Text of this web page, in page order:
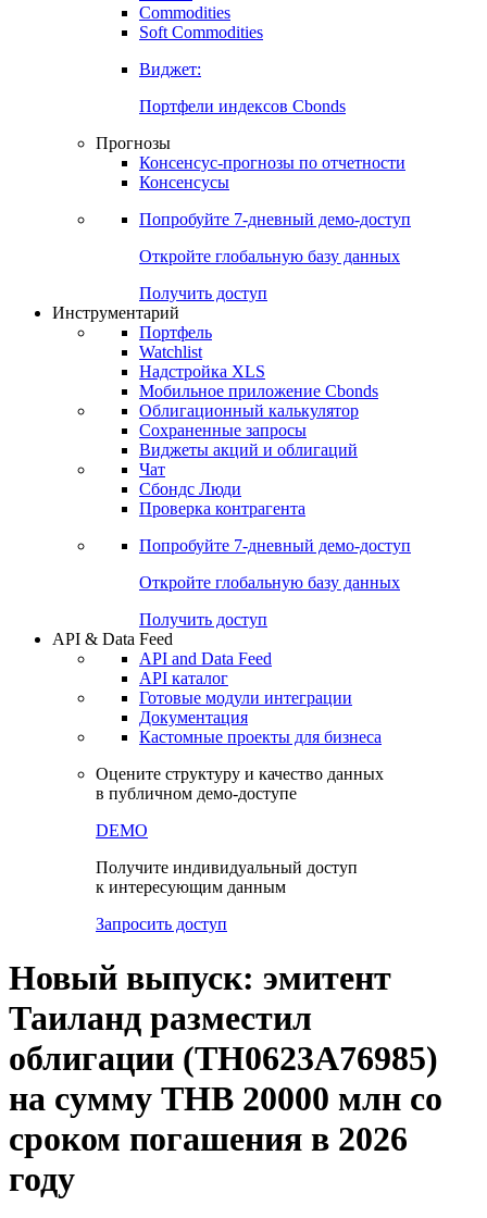
Commodities
Золото
Бензин
Soft Commodities
Виджет:
Портфели индексов Cbonds
Прогнозы
Консенсусы
Попробуйте7-дневный
Откройте глобальную базу данных
Получить доступ
Инструментарий
Портфель
Watchlist
Надстройка XLS
Мобильное приложение Cbonds
Облигационный калькулятор
Сохраненные запросы
Чат
Проверка контрагента
Попробуйте7-дневный
Откройте глобальную базу данных
Получить доступ
API & Data Feed
API and Data Feed
Готовые модули интеграции
Документация
в публичном демо-доступе
к интересующим данным
Запросить доступ
Новый выпуск: эмитент
Таиланд разместил
облигации (TH0623A76985)
на сумму THB 20000 млн со